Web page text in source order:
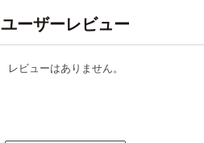
ユーザーレビュー
レビューはありません。